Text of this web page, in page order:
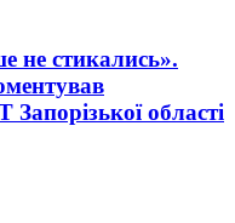
не стикались».
області